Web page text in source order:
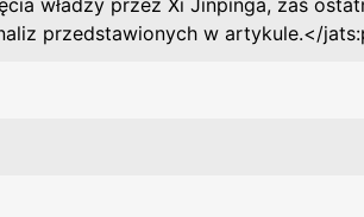
władzy przez Xi Jinpinga, zaś
przedstawionych w artykule.</